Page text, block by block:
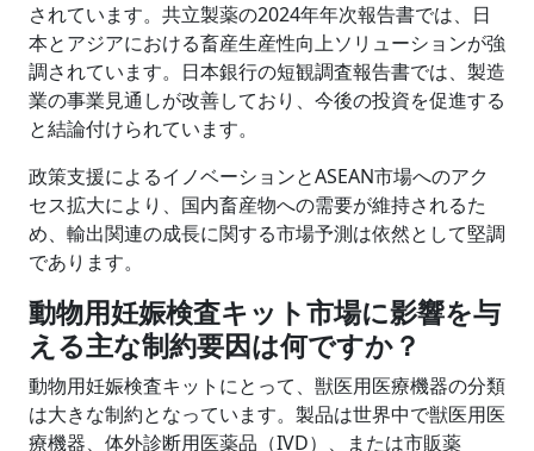
されています。共立製薬の2024年年次報告書では、日
本とアジアにおける畜産生産性向上ソリューションが強
調されています。日本銀行の短観調査報告書では、製造
業の事業見通しが改善しており、今後の投資を促進する
と結論付けられています。
政策支援によるイノベーションとASEAN市場へのアク
セス拡大により、国内畜産物への需要が維持されるた
め、輸出関連の成長に関する市場予測は依然として堅調
であります。
動物用妊娠検査キット市場に影響を与
える主な制約要因は何ですか？
動物用妊娠検査キットにとって、獣医用医療機器の分類
は大きな制約となっています。製品は世界中で獣医用医
療機器、体外診断用医薬品（IVD）、または市販薬